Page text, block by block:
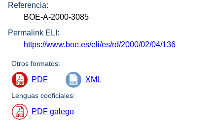
Referencia:
BOE-A-2000-3085
Permalink ELI:
https://www.boe.es/eli/es/rd/2000/02/04/136
Otros formatos:
PDF XML
Lenguas cooficiales:
PDF galego